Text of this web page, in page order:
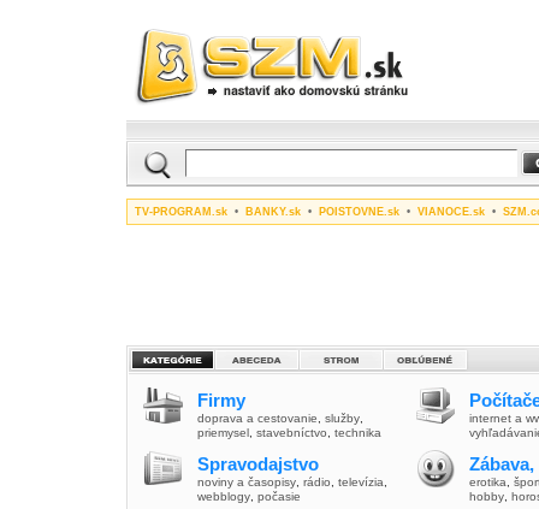
TV-PROGRAM.sk • BANKY.sk • POISTOVNE.sk • VIANOCE.sk •
Firmy
doprava a cestovanie služby
priemysel stavebníctvo technika
Spravodajstvo
noviny a časopisy rádio televízia
webblogy počasie
internet a
erotika
hobby